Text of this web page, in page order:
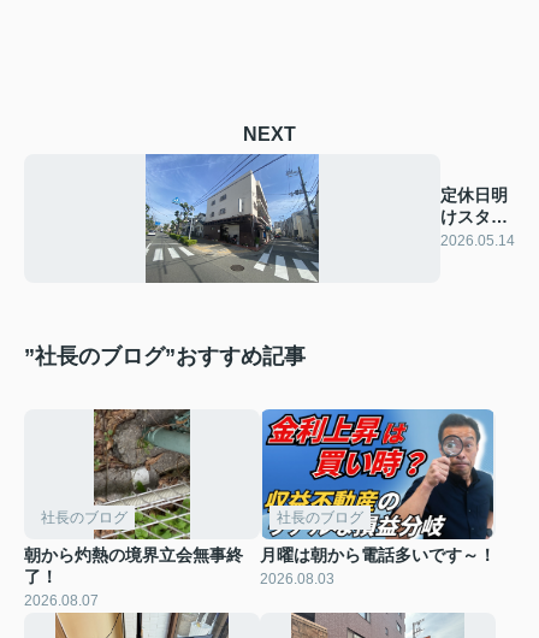
NEXT
定休日明
けスター
ト！
2026.05.14
”社長のブログ”おすすめ記事
社長のブログ
朝から灼熱の境界立会無事終
了！
2026.08.07
社長のブログ
月曜は朝から電話多いです～！
2026.08.03